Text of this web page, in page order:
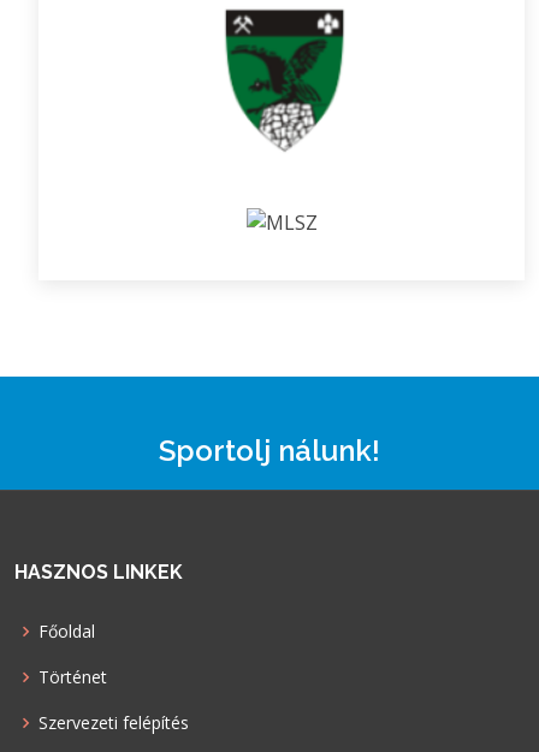
Sportolj nálunk!
HASZNOS LINKEK
Főoldal
Történet
Szervezeti felépítés